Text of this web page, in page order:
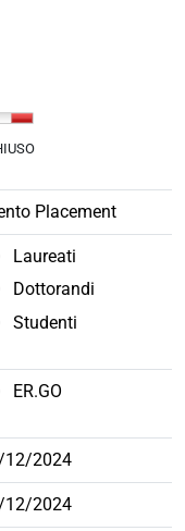
Placement
Laureati
Dottorandi
Studenti
ER.GO
12/2024
12/2024